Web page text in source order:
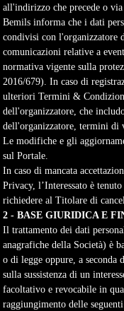
all'indirizzo che precede o
Bemils informa che i dati
condivisi con l'organizzatore
comunicazioni relative a
normativa vigente sulla
2016/679). In caso di
ulteriori Termini &
dell'organizzatore, che
dell'organizzatore, termini di
Le modifiche e gli
sul Portale.
In caso di mancata
Privacy, l’Interessato è
richiedere al Titolare di
2 - BASE GIURIDICA E
Il trattamento dei dati
anagrafiche della Società) è
o di legge oppure, a seconda
sulla sussistenza di un
facoltativo e revocabile in
raggiungimento delle